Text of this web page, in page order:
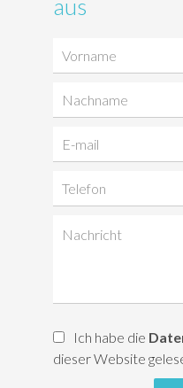
aus
Ich habe die
dieser Website